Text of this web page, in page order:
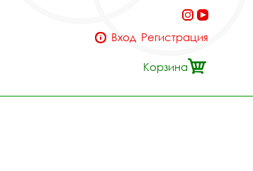
Вход Регистрация
Корзина